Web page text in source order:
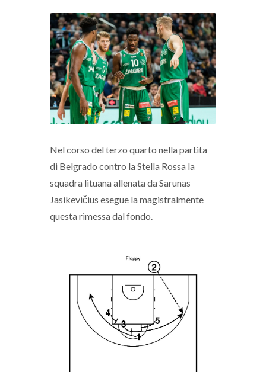
Nel corso del terzo quarto nella partita
di Belgrado contro la Stella Rossa la
squadra lituana allenata da Sarunas
Jasikevičius esegue la magistralmente
questa rimessa dal fondo.